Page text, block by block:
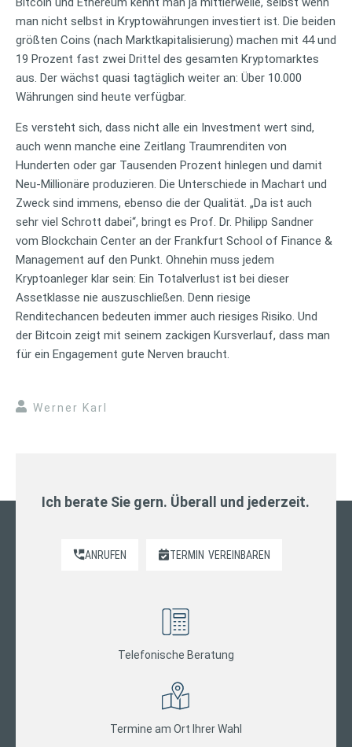
man nicht selbst in Kryptowährungen investiert ist. Die beiden
größten Coins (nach Marktkapitalisierung) machen mit 44 und
19 Prozent fast zwei Drittel des gesamten Kryptomarktes
aus. Der wächst quasi tagtäglich weiter an: Über 10.000
Währungen sind heute verfügbar.
Es versteht sich, dass nicht alle ein Investment wert sind,
auch wenn manche eine Zeitlang Traumrenditen von
Hunderten oder gar Tausenden Prozent hinlegen und damit
Neu-Millionäre produzieren. Die Unterschiede in Machart und
Zweck sind immens, ebenso die der Qualität. „Da ist auch
sehr viel Schrott dabei“, bringt es Prof. Dr. Philipp Sandner
vom Blockchain Center an der Frankfurt School of Finance &
Management auf den Punkt. Ohnehin muss jedem
Kryptoanleger klar sein: Ein Totalverlust ist bei dieser
Assetklasse nie auszuschließen. Denn riesige
Renditechancen bedeuten immer auch riesiges Risiko. Und
der Bitcoin zeigt mit seinem zackigen Kursverlauf, dass man
für ein Engagement gute Nerven braucht.
Werner Karl
Ich berate Sie gern. Überall und jederzeit.
ANRUFEN TERMIN VEREINBAREN
Telefonische Beratung
Termine am Ort Ihrer Wahl